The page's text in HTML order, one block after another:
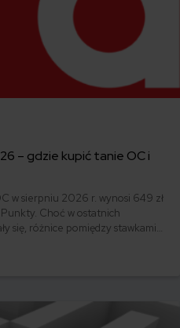
– gdzie kupić tanie OC i
w sierpniu 2026 r. wynosi 649 zł
Choć w ostatnich
się, różnice pomiędzy stawkami
znaleźć najtańsze OC w Polsce